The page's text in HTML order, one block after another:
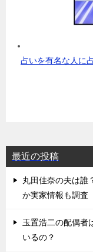
占いを有名な人に
最近の投稿
丸田佳奈の夫は誰
か実家情報も調査
玉置浩二の配偶者
いるの？